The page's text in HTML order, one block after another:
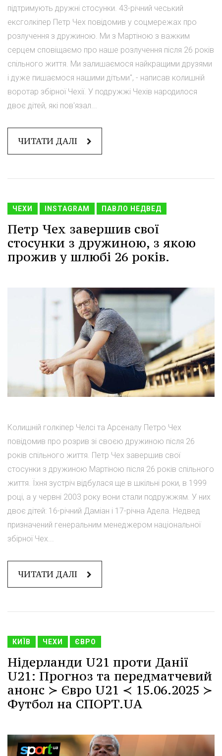
підтримують дружні стосунки. 43-річний чеський
ексголкіпер Петр Чех повідомив у соцмережах про
розлучення з дружиною. Ми з Мартіною з важким
серцем сповіщаємо про наше розлучення після 26 років
спільного життя. Ми залишаємося найкращими друзями
і дуже пишаємося нашими дітьми", - написав колишній
воротар збірної Чехії. У подружжі Чехів народилося
двоє дітей, які пов'язал...
ЧИТАТИ ДАЛІ
ЧЕХИ INSTAGRAM ПАВЛО НЕДВЕД
Петр Чех завершив свої
стосунки з дружиною, з якою
прожив у шлюбі 26 років.
Колишній голкіпер Челсі та Арсеналу Петро Чех
повідомив про розрив зі своєю дружиною після 26
років спільного життя. Петр Чех завершив свої
стосунки з дружиною Мартіною після 26 років спільного
життя. Їхня зустріч відбулася ще в шкільні роки, в 1999
році, а у червні 2003 року вони стали подружжям. У них
двоє дітей: 16-річний Даміан і 17-річна Адела. Недвед
призначений генеральним менеджером національної
збірної Чех...
ЧИТАТИ ДАЛІ
КИЇВ ЧЕХИ ЄВРО
Нідерланди U21 проти Данії
U21: Прогноз та передматчевий
анонс ≻ Євро U21 ≺ 15.06.2025 ≻
Футбол на СПОРТ.UA